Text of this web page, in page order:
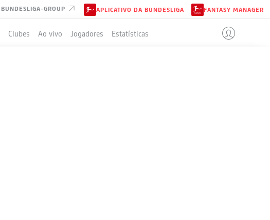
BUNDESLIGA-GROUP APLICATIVO DA BUNDESLIGA FANTASY MANAGER
Clubes Ao vivo Jogadores Estatísticas